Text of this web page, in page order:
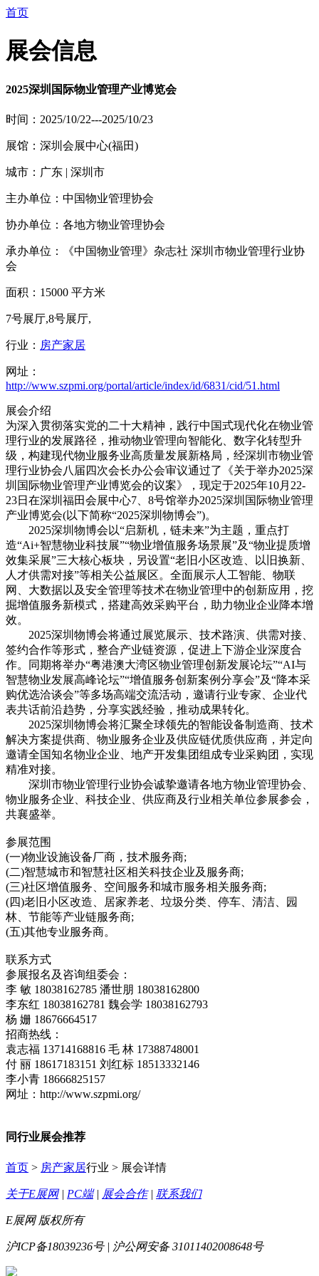
首页
展会信息
2025深圳国际物业管理产业博览会
时间：2025/10/22---2025/10/23
展馆：深圳会展中心(福田)
城市：广东 | 深圳市
主办单位：中国物业管理协会
协办单位：各地方物业管理协会
承办单位：《中国物业管理》杂志社 深圳市物业管理行业协
会
面积：15000 平方米
7号展厅,8号展厅,
行业： 房产家居
网址：
http://www.szpmi.org/portal/article/index/id/6831/cid/51.html
展会介绍
为深入贯彻落实党的二十大精神，践行中国式现代化在物业管
理行业的发展路径，推动物业管理向智能化、数字化转型升
级，构建现代物业服务业高质量发展新格局，经深圳市物业管
理行业协会八届四次会长办公会审议通过了《关于举办2025深
圳国际物业管理产业博览会的议案》，现定于2025年10月22-
23日在深圳福田会展中心7、8号馆举办2025深圳国际物业管理
产业博览会(以下简称“2025深圳物博会”)。
2025深圳物博会以“启新机，链未来”为主题，重点打
造“Ai+智慧物业科技展”“物业增值服务场景展”及“物业提质增
效集采展”三大核心板块，另设置“老旧小区改造、以旧换新、
人才供需对接”等相关公益展区。全面展示人工智能、物联
网、大数据以及安全管理等技术在物业管理中的创新应用，挖
掘增值服务新模式，搭建高效采购平台，助力物业企业降本增
效。
2025深圳物博会将通过展览展示、技术路演、供需对接、
签约合作等形式，整合产业链资源，促进上下游企业深度合
作。同期将举办“粤港澳大湾区物业管理创新发展论坛”“AI与
智慧物业发展高峰论坛”“增值服务创新案例分享会”及“降本采
购优选洽谈会”等多场高端交流活动，邀请行业专家、企业代
表共话前沿趋势，分享实践经验，推动成果转化。
2025深圳物博会将汇聚全球领先的智能设备制造商、技术
解决方案提供商、物业服务企业及供应链优质供应商，并定向
邀请全国知名物业企业、地产开发集团组成专业采购团，实现
精准对接。
深圳市物业管理行业协会诚挚邀请各地方物业管理协会、
物业服务企业、科技企业、供应商及行业相关单位参展参会，
共襄盛举。
参展范围
(一)物业设施设备厂商，技术服务商;
(二)智慧城市和智慧社区相关科技企业及服务商;
(三)社区增值服务、空间服务和城市服务相关服务商;
(四)老旧小区改造、居家养老、垃圾分类、停车、清洁、园
林、节能等产业链服务商;
(五)其他专业服务商。
联系方式
参展报名及咨询组委会：
李 敏 18038162785 潘世朋 18038162800
李东红 18038162781 魏会学 18038162793
杨 姗 18676664517
招商热线：
袁志福 13714168816 毛 林 17388748001
付 丽 18617183151 刘红标 18513332146
李小青 18666825157
网址：http://www.szpmi.org/
同行业展会推荐
首页 > 房产家居行业 > 展会详情
关于E展网| PC端| 展会合作| 联系我们
E展网 版权所有
沪ICP备18039236号 | 沪公网安备 31011402008648号